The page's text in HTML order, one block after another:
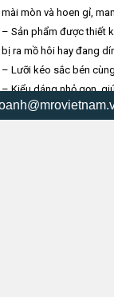
mài mòn và hoen gỉ,
– Sản phẩm được thiết
bị ra mồ hôi hay đang
– Lưỡi kéo sắc bén
– Kiểu dáng nhỏ gọn,
– Kìm cắt Smato SM-D